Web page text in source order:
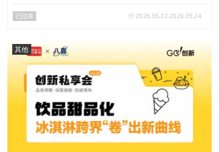
已结束 2026.05.22-2026.05.24
其他